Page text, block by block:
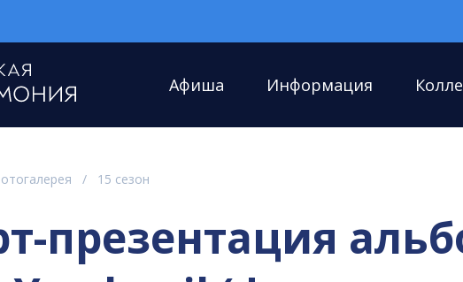
Афиша Информация
/ 15 сезон
презентация